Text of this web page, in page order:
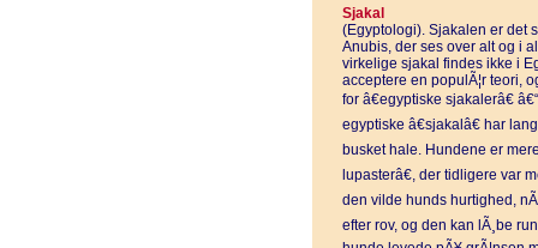
Sjakal
(Egyptologi). Sjakalen er det
Anubis, der ses over alt og i
virkelige sjakal findes ikke i
acceptere en populÃ¦r teori,
for â€egyptiske sjakalerâ€
egyptiske â€sjakalâ€ har
busket hale. Hundene er
lupasterâ€, der tidligere var
den vilde hunds hurtighed,
efter rov, og den kan lÃ¸be